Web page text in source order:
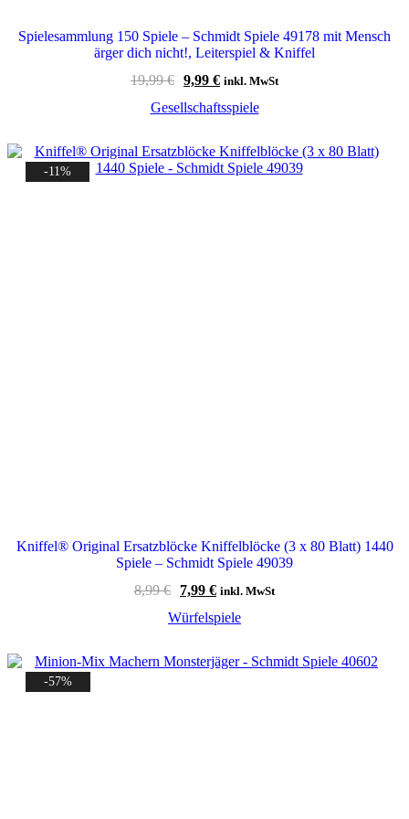
Spielesammlung 150 Spiele – Schmidt Spiele 49178 mit Mensch
ärger dich nicht!, Leiterspiel & Kniffel
19,99€ Ursprünglicher
war:
9,99 €Aktueller
ist:
inkl. MwSt
Gesellschaftsspiele
-11%
Kniffel® Original Ersatzblöcke Kniffelblöcke (3 x 80 Blatt) 1440
Spiele – Schmidt Spiele 49039
8,99€
Ursprünglicher
war:
7,99 €Aktueller
ist:
inkl. MwSt
Würfelspiele
-57%